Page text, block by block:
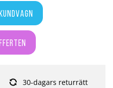
30-dagars returrätt